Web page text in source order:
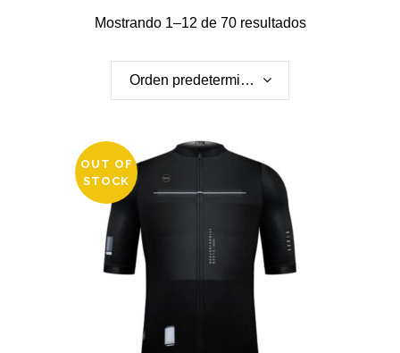
Mostrando 1–12 de 70 resultados
Orden predeterminado
OUT OF
STOCK